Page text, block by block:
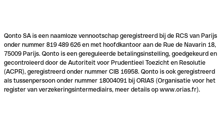
Qonto SA is een naamloze vennootschap geregistreerd bij de RCS van Parijs
onder nummer 819 489 626 en met hoofdkantoor aan de Rue de Navarin 18,
75009 Parijs. Qonto is een gereguleerde betalingsinstelling, goedgekeurd en
gecontroleerd door de Autoriteit voor Prudentieel Toezicht en Resolutie
(ACPR), geregistreerd onder nummer CIB 16958. Qonto is ook geregistreerd
als tussenpersoon onder nummer 18004091 bij ORIAS (Organisatie voor het
register van verzekeringsintermediairs, meer details op www.orias.fr).